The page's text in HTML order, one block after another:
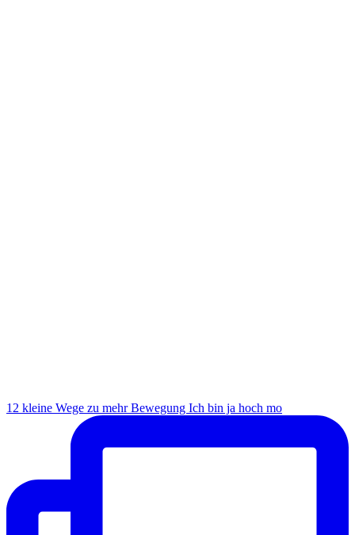
12 kleine Wege zu mehr Bewegung Ich bin ja hoch mo